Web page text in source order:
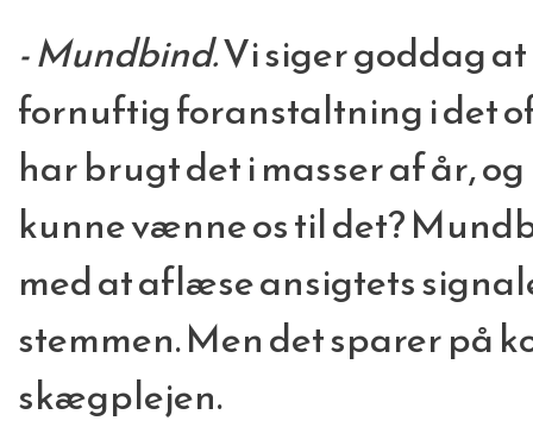
- Mundbind.Vi siger goddag
fornuftig foranstaltning i det
har brugt det i masser af år,
kunne vænne os til det?
med at aflæse ansigtets
stemmen. Men det sparer på
skægplejen.